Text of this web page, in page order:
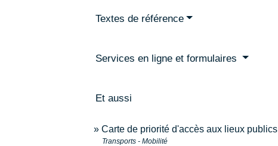
Textes de référence
Services en ligne et formulaires
Et aussi
Carte de priorité d'accès aux lieux publics
Transports - Mobilité